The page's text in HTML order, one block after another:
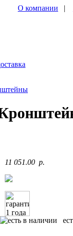
О компании |
11 051.00 p.